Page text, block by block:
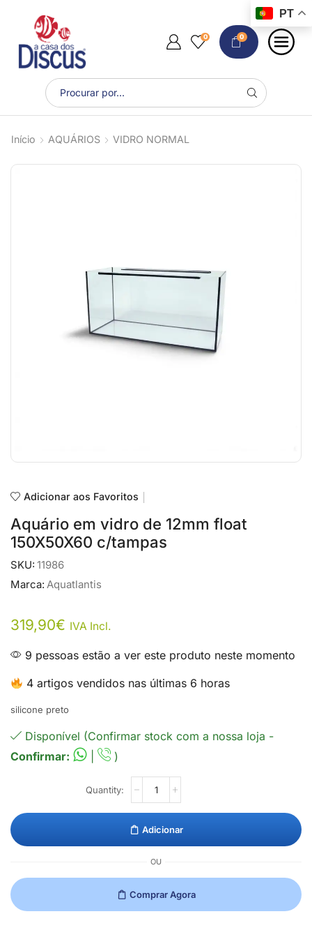
0 0
Início AQUÁRIOS VIDRO NORMAL
Adicionar aos Favoritos
Aquário em vidro de 12mm float
150X50X60 c/tampas
SKU: 11986
Marca: Aquatlantis
319,90€ IVA Incl.
9 pessoas estão a ver este produto neste momento
4 artigos vendidos nas últimas 6 horas
silicone preto
Disponível (Confirmar stock com a nossa loja -
Confirmar:
)
Adicionar
OU
Comprar Agora
PT